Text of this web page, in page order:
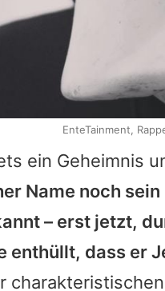
ein Geheimnis
Name noch
– erst jetzt,
enthüllt, dass er
EnteTainment,